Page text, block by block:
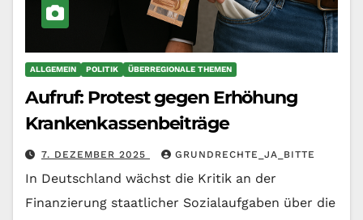
ALLGEMEIN POLITIK ÜBERREGIONALE THEMEN
Aufruf: Protest gegen Erhöhung
Krankenkassenbeiträge
7. DEZEMBER 2025 GRUNDRECHTE_JA_BITTE
In Deutschland wächst die Kritik an der
Finanzierung staatlicher Sozialaufgaben über die